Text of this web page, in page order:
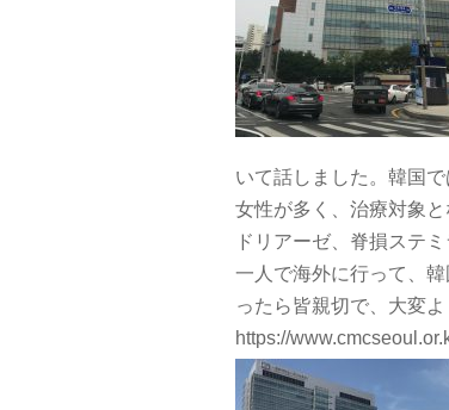
いて話しました。韓国
女性が多く、治療対象
ドリアーゼ、脊損ステ
一人で海外に行って、
ったら皆親切で、大変
https://